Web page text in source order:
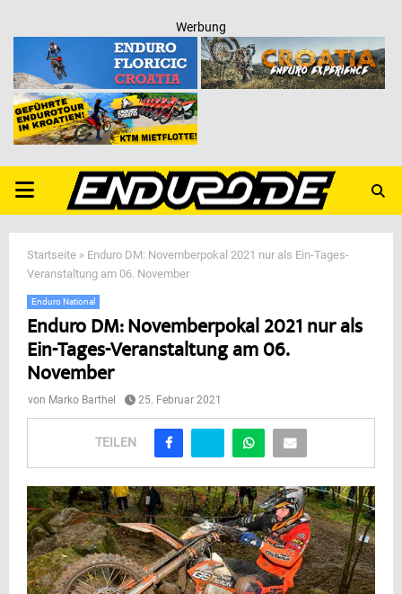
Werbung
PRIMARY
MENU
Startseite » Enduro DM: Novemberpokal 2021 nur als Ein-Tages-
Veranstaltung am 06. November
Enduro National
Enduro DM: Novemberpokal 2021 nur als
Ein-Tages-Veranstaltung am 06.
November
von Marko Barthel 25. Februar 2021
TEILEN